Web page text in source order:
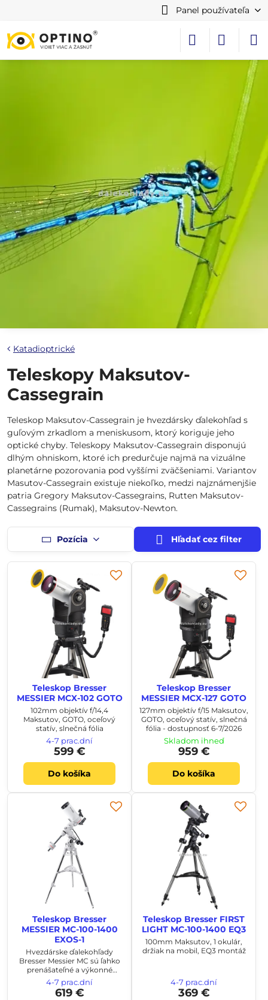
Panel používateľa
Katadioptrické
Teleskopy Maksutov-
Cassegrain
Teleskop Maksutov-Cassegrain je hvezdársky ďalekohľad s
guľovým zrkadlom a meniskusom, ktorý koriguje jeho
optické chyby. Teleskopy Maksutov-Cassegrain disponujú
dlhým ohniskom, ktoré ich predurčuje najmä na vizuálne
planetárne pozorovania pod vyššími zväčšeniami. Variantov
Masutov-Cassegrain existuje niekoľko, medzi najznámenjšie
patria Gregory Maksutov-Cassegrains, Rutten Maksutov-
Cassegrains (Rumak), Maksutov-Newton.
Pozícia Hľadať cez filter
Teleskop Bresser
MESSIER MCX-102 GOTO
102mm objektív f/14,4
Maksutov, GOTO, oceľový
statív, slnečná fólia
4-7 prac.dní
599 €
Do košíka
Teleskop Bresser
MESSIER MCX-127 GOTO
127mm objektív f/15 Maksutov,
GOTO, oceľový statív, slnečná
fólia - dostupnosť 6-7/2026
Skladom ihneď
959 €
Do košíka
Teleskop Bresser
MESSIER MC-100-1400
EXOS-1
Hvezdárske ďalekohľady
Bresser Messier MC sú ľahko
prenášateľné a výkonné
teleskopy pre začínajúcich i
pokročilejších pozorovateľov.
4-7 prac.dní
619 €
Teleskop Bresser FIRST
LIGHT MC-100-1400 EQ3
100mm Maksutov, 1 okulár,
držiak na mobil, EQ3 montáž
4-7 prac.dní
369 €